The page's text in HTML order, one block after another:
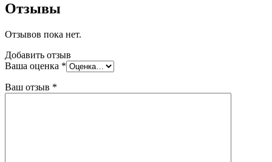
Отзывы
Отзывов пока нет.
Добавить отзыв
Ваша оценка *
Ваш отзыв *